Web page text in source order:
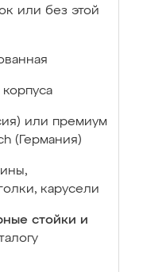
или без этой
или премиум
(Германия)
карусели
стойки и